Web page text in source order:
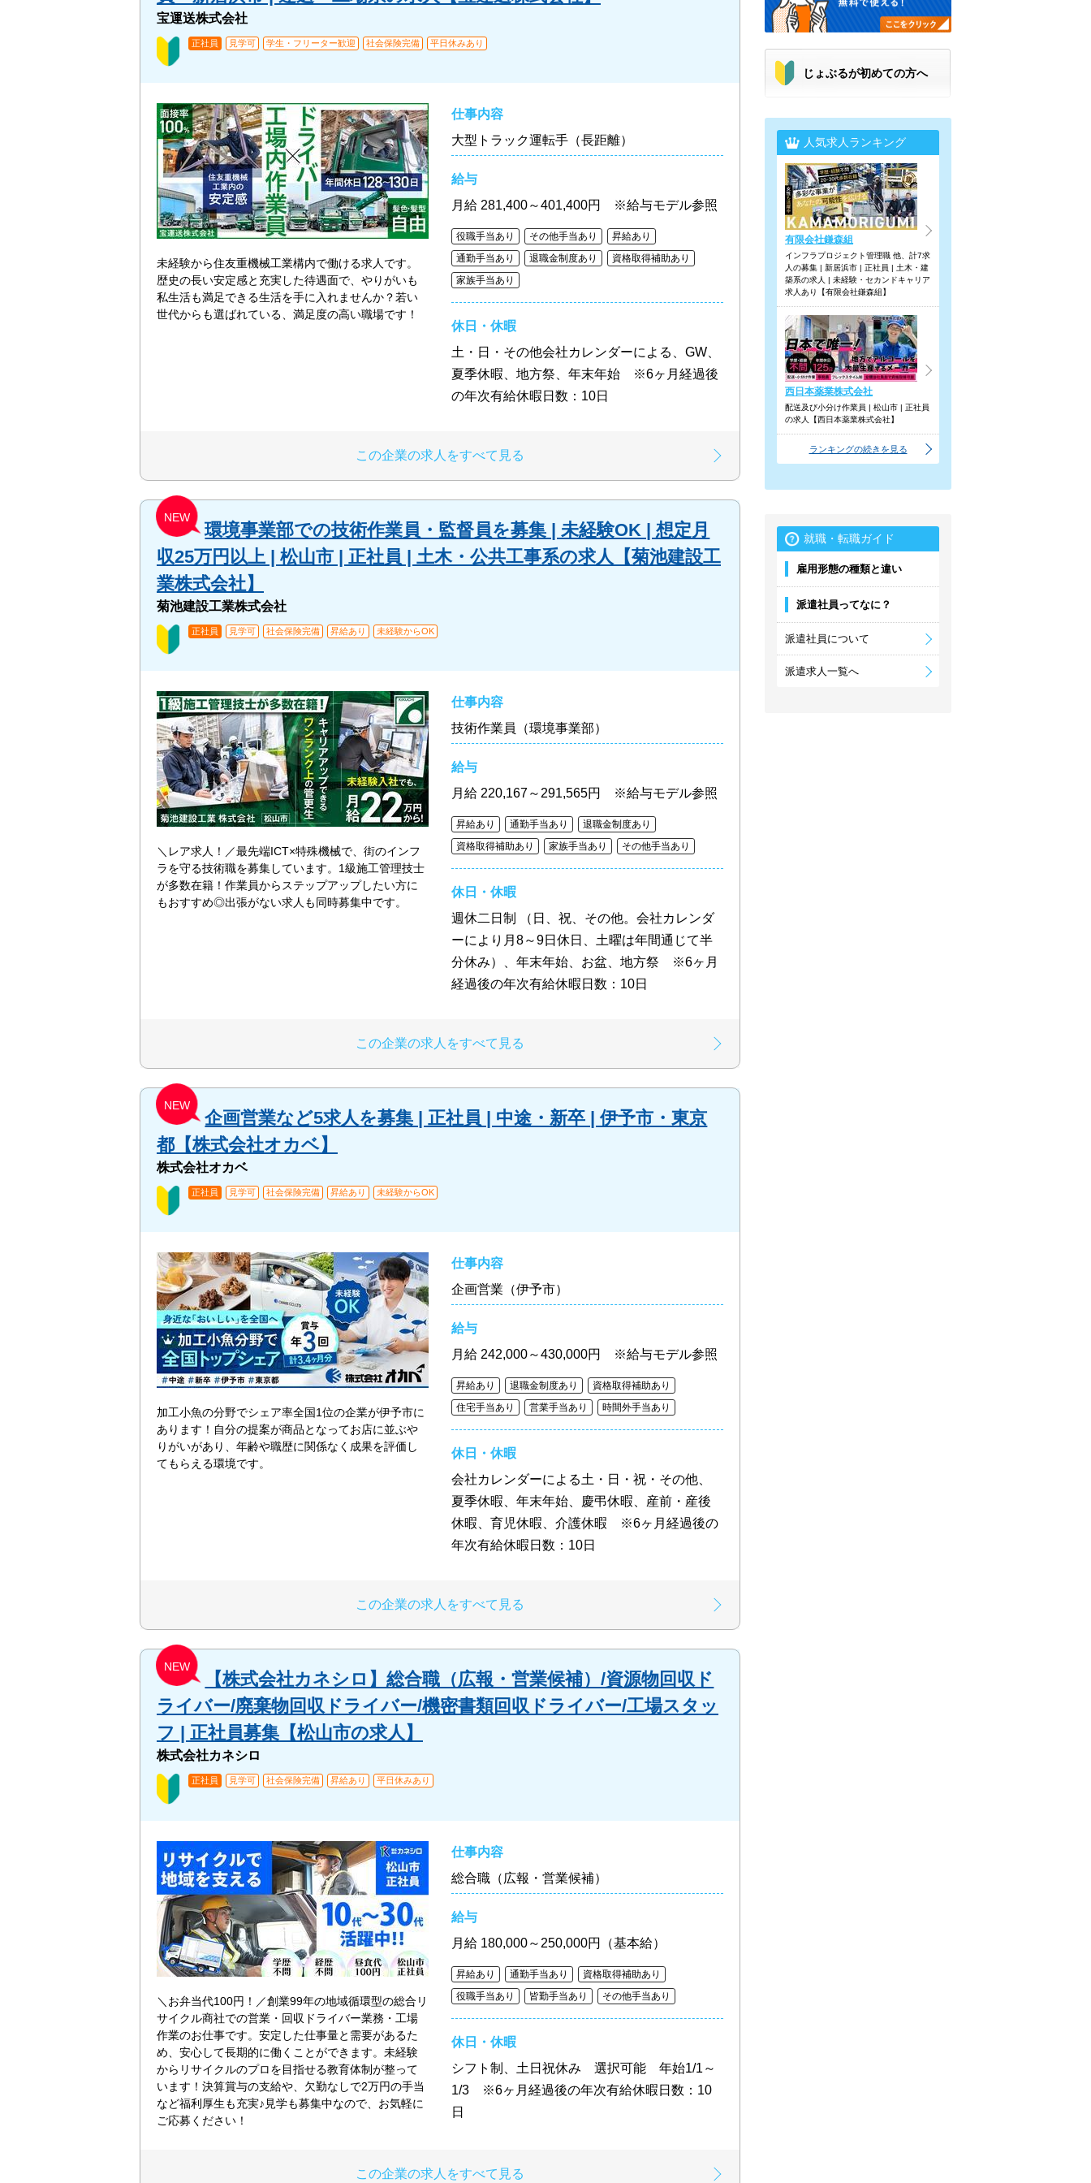
宝運送株式会社
正社員 見学可 学生・フリーター歓迎 社会保険完備 平日休みあり
未経験から住友重機械工業構内で働ける求人です。
歴史の長い安定感と充実した待遇面で、やりがいも
私生活も満足できる生活を手に入れませんか？若い
世代からも選ばれている、満足度の高い職場です！
仕事内容
大型トラック運転手（長距離）
給与
月給 281,400～401,400円 ※給与モデル参照
役職手当あり その他手当あり
昇給あり
通勤手当あり
退職金制度あり
資格取得補助あり
家族手当あり
休日・休暇
土・日・その他会社カレンダーによる、GW、
夏季休暇、地方祭、年末年始 ※6ヶ月経過後
の年次有給休暇日数：10日
この企業の求人をすべて見る
NEW
環境事業部での技術作業員・監督員を募集 | 未経験OK | 想定月
収25万円以上 | 松山市 | 正社員 | 土木・公共工事系の求人【菊池建設工
業株式会社】
菊池建設工業株式会社
正社員 見学可 社会保険完備 昇給あり 未経験からOK
＼レア求人！／最先端ICT×特殊機械で、街のインフ
ラを守る技術職を募集しています。1級施工管理技士
が多数在籍！作業員からステップアップしたい方に
もおすすめ◎出張がない求人も同時募集中です。
仕事内容
技術作業員（環境事業部）
給与
月給 220,167～291,565円 ※給与モデル参照
昇給あり 通勤手当あり
退職金制度あり
資格取得補助あり
家族手当あり その他手当あり
休日・休暇
週休二日制 （日、祝、その他。会社カレンダ
ーにより月8～9日休日、土曜は年間通じて半
分休み）、年末年始、お盆、地方祭 ※6ヶ月
経過後の年次有給休暇日数：10日
この企業の求人をすべて見る
NEW
企画営業など5求人を募集 | 正社員 | 中途・新卒 | 伊予市・東京
都【株式会社オカベ】
株式会社オカベ
正社員 見学可 社会保険完備 昇給あり 未経験からOK
加工小魚の分野でシェア率全国1位の企業が伊予市に
あります！自分の提案が商品となってお店に並ぶや
りがいがあり、年齢や職歴に関係なく成果を評価し
てもらえる環境です。
仕事内容
企画営業（伊予市）
給与
月給 242,000～430,000円 ※給与モデル参照
昇給あり 退職金制度あり
資格取得補助あり
住宅手当あり
営業手当あり 時間外手当あり
休日・休暇
会社カレンダーによる土・日・祝・その他、
夏季休暇、年末年始、慶弔休暇、産前・産後
休暇、育児休暇、介護休暇 ※6ヶ月経過後の
年次有給休暇日数：10日
この企業の求人をすべて見る
NEW
【株式会社カネシロ】総合職（広報・営業候補）/資源物回収ド
ライバー/廃棄物回収ドライバー/機密書類回収ドライバー/工場スタッ
フ | 正社員募集【松山市の求人】
株式会社カネシロ
正社員 見学可 社会保険完備 昇給あり 平日休みあり
＼お弁当代100円！／創業99年の地域循環型の総合リ
サイクル商社での営業・回収ドライバー業務・工場
作業のお仕事です。安定した仕事量と需要があるた
め、安心して長期的に働くことができます。未経験
からリサイクルのプロを目指せる教育体制が整って
います！決算賞与の支給や、欠勤なしで2万円の手当
など福利厚生も充実♪見学も募集中なので、お気軽に
ご応募ください！
仕事内容
総合職（広報・営業候補）
給与
月給 180,000～250,000円（基本給）
昇給あり 通勤手当あり
資格取得補助あり
役職手当あり
皆勤手当あり その他手当あり
休日・休暇
シフト制、土日祝休み 選択可能 年始1/1～
1/3 ※6ヶ月経過後の年次有給休暇日数：10
日
この企業の求人をすべて見る
じょぶるが初めての方へ
人気求人ランキング
有限会社鎌森組
インフラプロジェクト管理職 他、計7求
人の募集 | 新居浜市 | 正社員 | 土木・建
築系の求人 | 未経験・セカンドキャリア
求人あり【有限会社鎌森組】
西日本薬業株式会社
配送及び小分け作業員 | 松山市 | 正社員
の求人【西日本薬業株式会社】
ランキングの続きを見る
就職・転職ガイド
雇用形態の種類と違い
派遣社員ってなに？
派遣社員について
派遣求人一覧へ